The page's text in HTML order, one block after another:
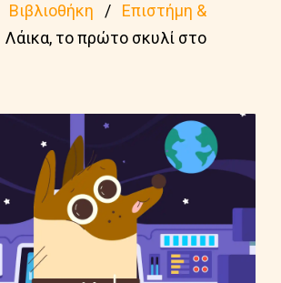
Βιβλιοθήκη
Επιστήμη &
Λάικα, το πρώτο σκυλί στο